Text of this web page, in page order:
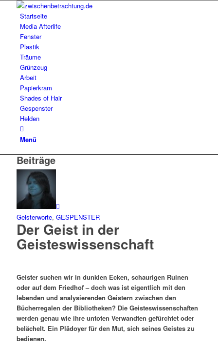
Startseite
Media Afterlife
Fenster
Plastik
Träume
Grünzeug
Arbeit
Papierkram
Shades of Hair
Gespenster
Helden
Menü
Beiträge
Geisterworte, GESPENSTER
Der Geist in der
Geisteswissenschaft
Geister suchen wir in dunklen Ecken, schaurigen Ruinen
oder auf dem Friedhof – doch was ist eigentlich mit den
lebenden und analysierenden Geistern zwischen den
Bücherregalen der Bibliotheken? Die Geisteswissenschaften
werden genau wie ihre untoten Verwandten gefürchtet oder
belächelt. Ein Plädoyer für den Mut, sich seines Geistes zu
bedienen.